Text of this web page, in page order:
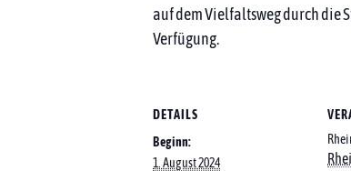
auf dem Vielfaltsweg durch die
Verfügung.
DETAILS
Beginn:
1. August 2024